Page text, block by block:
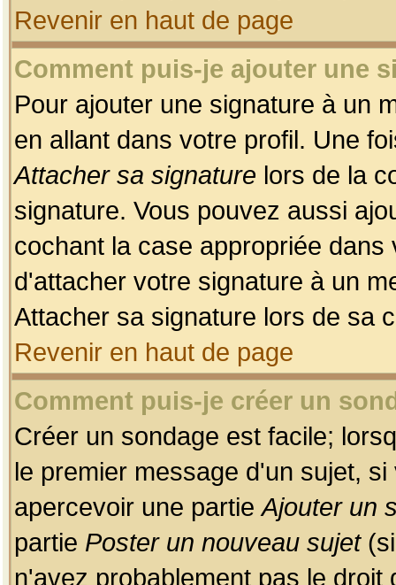
Revenir en haut de page
Comment puis-je ajouter une
Pour ajouter une signature à un
en allant dans votre profil. Une
Attacher sa signature lors de la
signature. Vous pouvez aussi
cochant la case appropriée
d'attacher votre signature à un
Attacher sa signature lors de sa
Revenir en haut de page
Comment puis-je créer un
Créer un sondage est facile;
le premier message d'un sujet,
apercevoir une partieAjouter un
partie Poster un nouveau sujet(si
n'avez probablement pas le